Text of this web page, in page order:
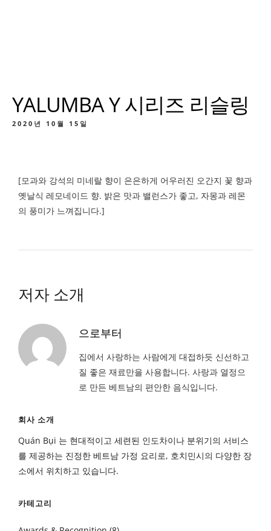
YALUMBA Y 시리즈 리슬링
2020년 10월 15일
[모과와 강석의 미네랄 향이 은은하게 어우러진 오간지 꽃 향과
옛날식 레모네이드 향. 밝은 맛과 밸런스가 좋고, 자몽과 레몬
의 풍미가 느껴집니다.]
저자 소개
으로부터
집에서 사랑하는 사람에게 대접하듯 신선하고
질 좋은 재료만을 사용합니다. 사랑과 열정으
로 만든 베트남의 편안한 음식입니다.
회사 소개
Quán Bụi 는 현대적이고 세련된 인도차이나 분위기의 서비스
를 제공하는 진정한 베트남 가정 요리로, 호치민시의 다양한 장
소에서 위치하고 있습니다.
카테고리